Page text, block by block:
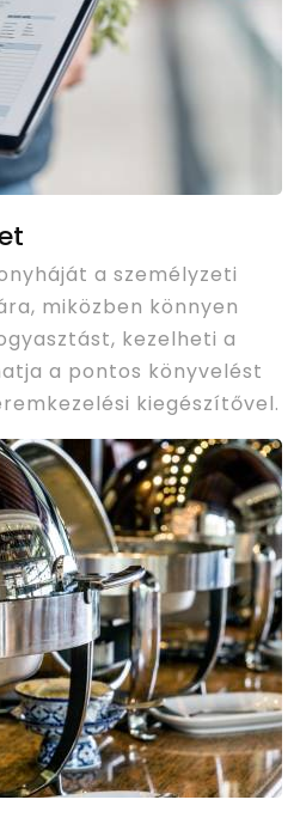
a személyzeti
miközben könnyen
kezelheti a
a pontos könyvelést
kiegészítővel.